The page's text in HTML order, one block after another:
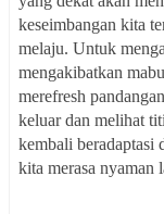
keseimbangan kita
melaju. Untuk
mengakibatkan
merefresh
keluar dan melihat
kembali beradaptasi
kita merasa nyaman